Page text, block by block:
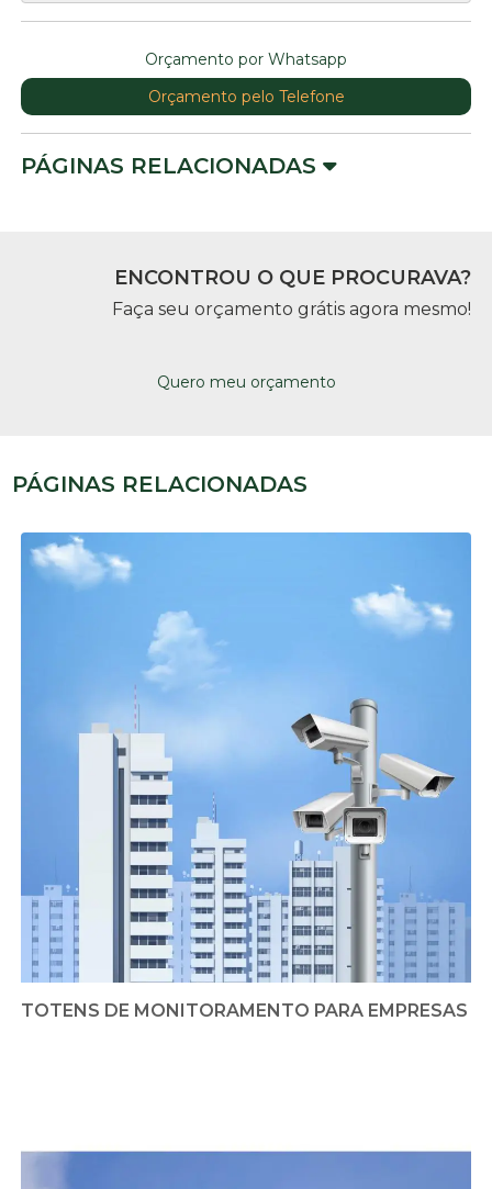
Orçamento por Whatsapp
Orçamento pelo Telefone
PÁGINAS RELACIONADAS
ENCONTROU O QUE PROCURAVA?
Faça seu orçamento grátis agora mesmo!
Quero meu orçamento
PÁGINAS RELACIONADAS
TOTENS DE MONITORAMENTO PARA EMPRESAS